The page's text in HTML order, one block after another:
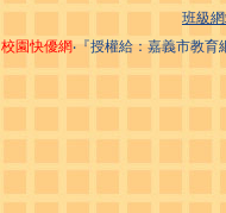
班級
校園快優網‧『授權給：嘉義市教育